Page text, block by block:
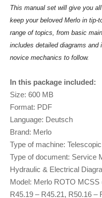
This manual set will give you
keep your beloved Merlo in tip-
range of topics, from basic
includes detailed diagrams
novice mechanics to follow.
In this package included:
Size: 600 MB
Format: PDF
Language: Deutsch
Brand: Merlo
Type of machine:
Type of document: Service
Hydraulic & Electrical
Model: Merlo ROTO MCSS
R45.19 – R45.21, R50.16 –